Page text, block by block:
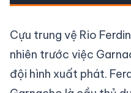
Cựu trung vệ Rio
nhiên trước việc
đội hình xuất phát.